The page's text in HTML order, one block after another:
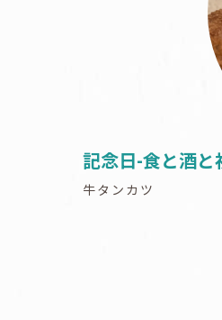
記念日-食と酒と
牛タンカツ